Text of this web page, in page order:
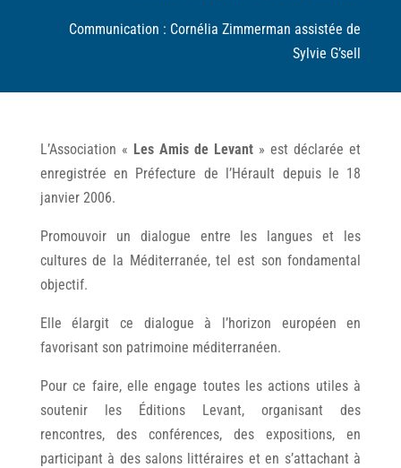
Communication : Cornélia Zimmerman assistée de
Sylvie G’sell
L’Association « Les Amis de Levant » est déclarée et
enregistrée en Préfecture de l’Hérault depuis le 18
janvier 2006.
Promouvoir un dialogue entre les langues et les
cultures de la Méditerranée, tel est son fondamental
objectif.
Elle élargit ce dialogue à l’horizon européen en
favorisant son patrimoine méditerranéen.
Pour ce faire, elle engage toutes les actions utiles à
soutenir les Éditions Levant, organisant des
rencontres, des conférences, des expositions, en
participant à des salons littéraires et en s’attachant à